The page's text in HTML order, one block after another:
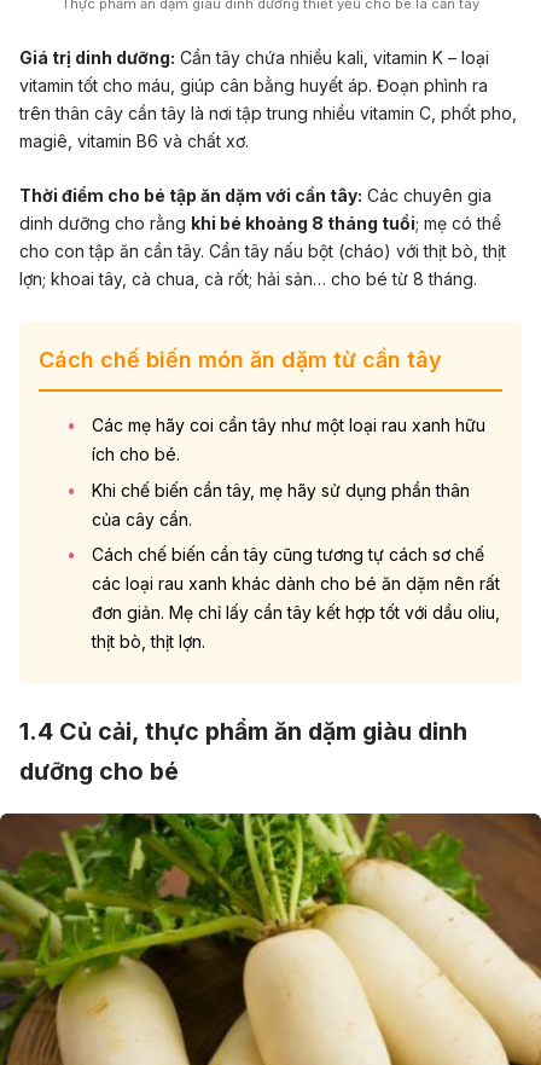
Thực phẩm ăn dặm giàu dinh dưỡng thiết yếu cho bé là cần tây
Giá trị dinh dưỡng: Cần tây chứa nhiều kali, vitamin K – loại
vitamin tốt cho máu, giúp cân bằng huyết áp. Đoạn phình ra
trên thân cây cần tây là nơi tập trung nhiều vitamin C, phốt pho,
magiê, vitamin B6 và chất xơ.
Thời điểm cho bé tập ăn dặm với cần tây: Các chuyên gia
dinh dưỡng cho rằng khi bé khoảng 8 tháng tuổi; mẹ có thể
cho con tập ăn cần tây. Cần tây nấu bột (cháo) với thịt bò, thịt
lợn; khoai tây, cà chua, cà rốt; hải sản… cho bé từ 8 tháng.
Cách chế biến món ăn dặm từ cần tây
Các mẹ hãy coi cần tây như một loại rau xanh hữu
ích cho bé.
Khi chế biến cần tây, mẹ hãy sử dụng phần thân
của cây cần.
Cách chế biến cần tây cũng tương tự cách sơ chế
các loại rau xanh khác dành cho bé ăn dặm nên rất
đơn giản. Mẹ chỉ lấy cần tây kết hợp tốt với dầu oliu,
thịt bò, thịt lợn.
1.4 Củ cải, thực phẩm ăn dặm giàu dinh
dưỡng cho bé